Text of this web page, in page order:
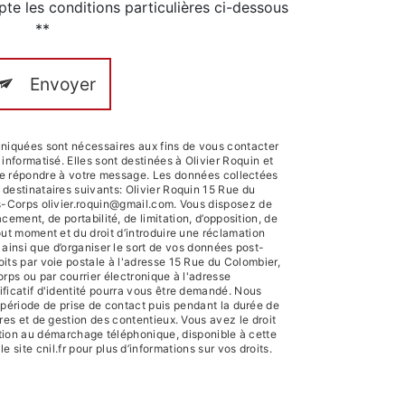
les conditions particulières ci-dessous
**
Envoyer
sont nécessaires aux fins de vous contacter
Elles sont destinées à Olivier Roquin et
répondre à votre message. Les données collectées
suivants: Olivier Roquin 15 Rue du
olivier.roquin@gmail.com. Vous disposez de
de portabilité, de limitation, d’opposition, de
moment et du droit d’introduire une réclamation
que d’organiser le sort de vos données post-
par voie postale à l'adresse 15 Rue du Colombier,
ou par courrier électronique à l'adresse
d'identité pourra vous être demandé. Nous
de prise de contact puis pendant la durée de
et de gestion des contentieux. Vous avez le droit
au démarchage téléphonique, disponible à cette
site cnil.fr pour plus d’informations sur vos droits.